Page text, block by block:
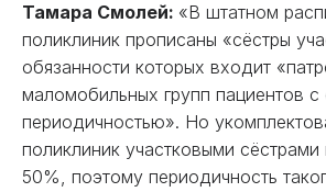
Тамара Смолей: «В штатном
поликлиник прописаны «сёстры
обязанности которых входит
маломобильных групп пациентов
периодичностью». Но
поликлиник участковыми
50%, поэтому периодичность